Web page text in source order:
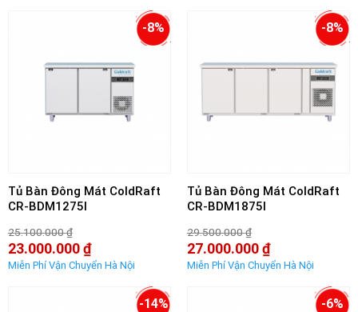
-8%
Tủ Bàn Đông Mát ColdRaft
CR-BDM1275I
25.100.000₫
Giá
gốc
là:
23.000.000₫
Giá
-8%
Tủ Bàn Đông Mát ColdRaft
CR-BDM1875I
29.500.000₫
Giá
gốc
là:
27.000.000₫
Giá
-14% -6%